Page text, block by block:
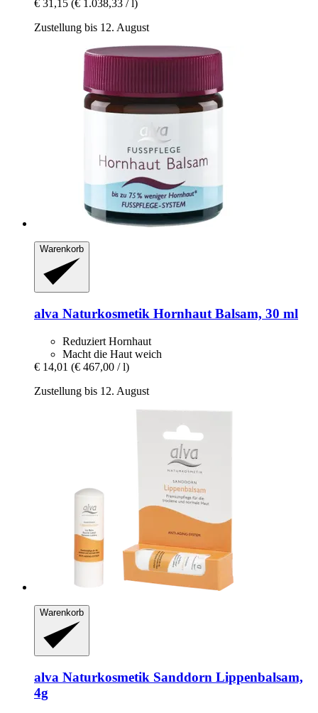
€ 31,15 (€ 1.038,33 / l)
Zustellung bis 12. August
Warenkorb
alva Naturkosmetik Hornhaut Balsam, 30 ml
Reduziert Hornhaut
Macht die Haut weich
€ 14,01 (€ 467,00 / l)
Zustellung bis 12. August
Warenkorb
alva Naturkosmetik Sanddorn Lippenbalsam,
4g